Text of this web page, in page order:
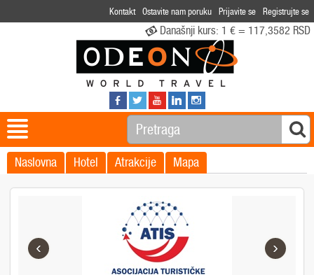
Kontakt Ostavite nam poruku Prijavite se Registrujte se
Današnji kurs: 1 € = 117,3582 RSD
Naslovna Hotel Atrakcije Mapa
‹ ›